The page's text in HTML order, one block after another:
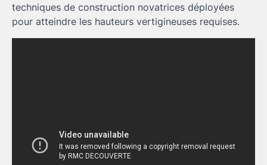
techniques de construction novatrices déployées
pour atteindre les hauteurs vertigineuses requises.